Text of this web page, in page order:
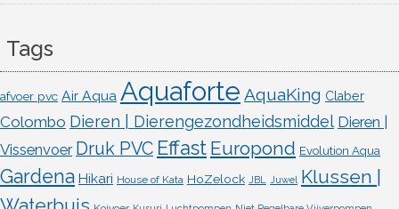
Tags
afvoer pvc Air Aqua Aquaforte AquaKing Claber
Colombo Dieren | Dierengezondheidsmiddel Dieren |
Vissenvoer Druk PVC Effast Europond Evolution Aqua
Gardena Hikari House of Kata HoZelock JBL Juwel Klussen |